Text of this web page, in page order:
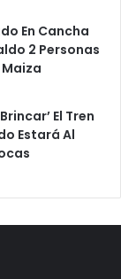
En Cancha
2 Personas
Maiza
El Tren
Estará Al